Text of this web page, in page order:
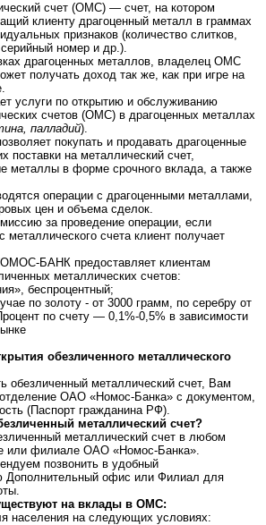
счет (ОМС) — счет, на котором
клиенту драгоценный металл в граммах
признаков (количество слитков,
номер и др.).
драгоценных металлов, владелец ОМС
получать доход так же, как при игре на
услуги по открытию и обслуживанию
счетов (ОМС) в драгоценных металлах
палладий).
покупать и продавать драгоценные
поставки на металлический счет,
металлы в форме срочного вклада, а также
операции с драгоценными металлами,
цен и объема сделок.
за проведение операции, если
счета клиент получает
БАНК предоставляет клиентам
металлических счетов:
беспроцентный;
по золоту - от 3000 грамм, по серебру от
по счету — 0,1%-0,5% в зависимости
обезличенного металлического
обезличенный металлический счет, Вам
ОАО «Номос-Банка» с документом,
(Паспорт гражданина РФ).
металлический счет?
металлический счет в любом
или филиале ОАО «Номос-Банка».
позвонить в удобный
Дополнительный офис или Филиал для
на вклады в ОМС:
населения на следующих условиях: